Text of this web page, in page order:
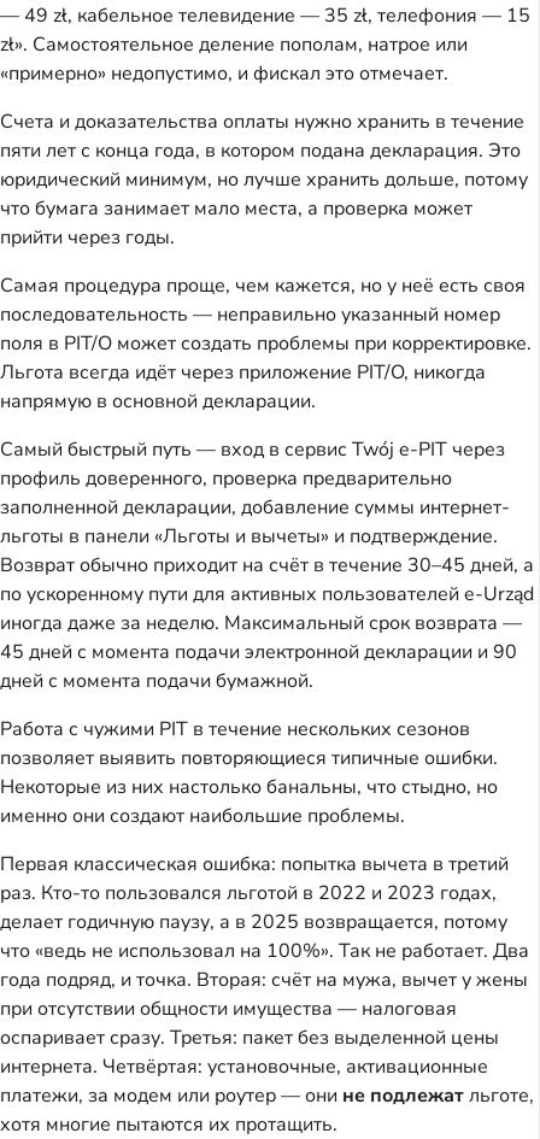
— 49 zł, кабельное телевидение — 35 zł, телефония — 15
zł». Самостоятельное деление пополам, натрое или
«примерно» недопустимо, и фискал это отмечает.
Счета и доказательства оплаты нужно хранить в течение
пяти лет с конца года, в котором подана декларация. Это
юридический минимум, но лучше хранить дольше, потому
что бумага занимает мало места, а проверка может
прийти через годы.
Самая процедура проще, чем кажется, но у неё есть своя
последовательность — неправильно указанный номер
поля в PIT/O может создать проблемы при корректировке.
Льгота всегда идёт через приложение PIT/O, никогда
напрямую в основной декларации.
Самый быстрый путь — вход в сервис Twój e-PIT через
профиль доверенного, проверка предварительно
заполненной декларации, добавление суммы интернет-
льготы в панели «Льготы и вычеты» и подтверждение.
Возврат обычно приходит на счёт в течение 30–45 дней, а
по ускоренному пути для активных пользователей e-Urząd
иногда даже за неделю. Максимальный срок возврата —
45 дней с момента подачи электронной декларации и 90
дней с момента подачи бумажной.
Работа с чужими PIT в течение нескольких сезонов
позволяет выявить повторяющиеся типичные ошибки.
Некоторые из них настолько банальны, что стыдно, но
именно они создают наибольшие проблемы.
Первая классическая ошибка: попытка вычета в третий
раз. Кто-то пользовался льготой в 2022 и 2023 годах,
делает годичную паузу, а в 2025 возвращается, потому
что «ведь не использовал на 100%». Так не работает. Два
года подряд, и точка. Вторая: счёт на мужа, вычет у жены
при отсутствии общности имущества — налоговая
оспаривает сразу. Третья: пакет без выделенной цены
интернета. Четвёртая: установочные, активационные
платежи, за модем или роутер — они не подлежатльготе,
хотя многие пытаются их протащить.